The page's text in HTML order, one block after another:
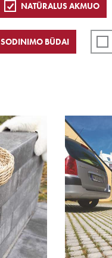
NATŪRALUS AKMUO
SODINIMO BŪDAI